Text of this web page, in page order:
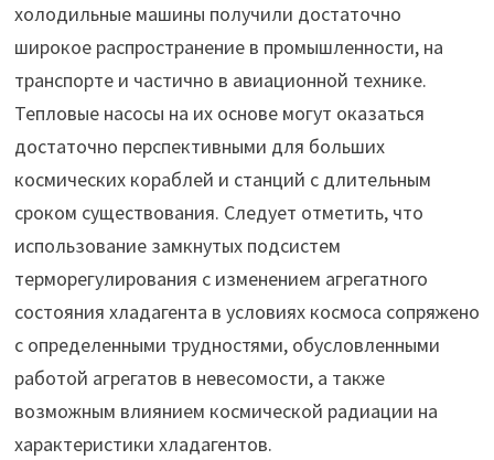
холодильные машины получили достаточно
широкое распространение в промышленности, на
транспорте и частично в авиационной технике.
Тепловые насосы на их основе могут оказаться
достаточно перспективными для больших
космических кораблей и станций с длительным
сроком существования. Следует отметить, что
использование замкнутых подсистем
терморегулирования с изменением агрегатного
состояния хладагента в условиях космоса сопряжено
с определенными трудностями, обусловленными
работой агрегатов в невесомости, а также
возможным влиянием космической радиации на
характеристики хладагентов.